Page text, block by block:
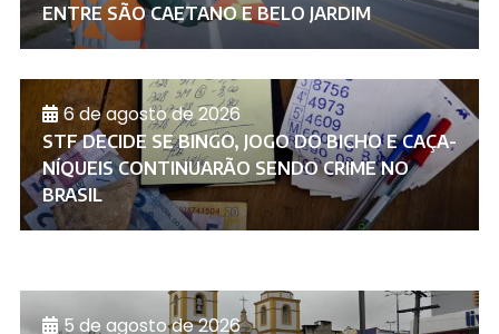
ENTRE SÃO CAETANO E BELO JARDIM
6 de agosto de 2026
STF DECIDE SE BINGO, JOGO DO BICHO E CAÇA-
NÍQUEIS CONTINUARÃO SENDO CRIME NO
BRASIL
5 de agosto de 2026